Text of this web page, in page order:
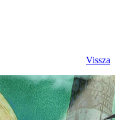
Vissza